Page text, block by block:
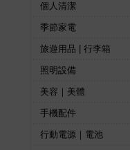
個人清潔
季節家電
旅遊用品 | 行李箱
照明設備
美容｜美體
手機配件
行動電源｜電池